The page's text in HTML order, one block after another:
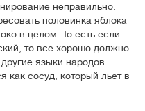
неправильно.
половинка яблока
в целом. То есть если
то все хорошо должно
языки народов
как сосуд, который льет в